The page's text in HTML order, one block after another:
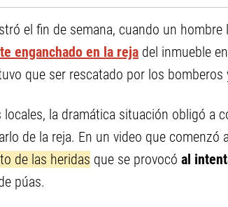
el fin de semana, cuando un hombre
enganchado en la reja del inmueble
que ser rescatado por los
locales, la dramática situación obligó a
de la reja. En un video que comenzó
de las heridas que se provocó al
púas.